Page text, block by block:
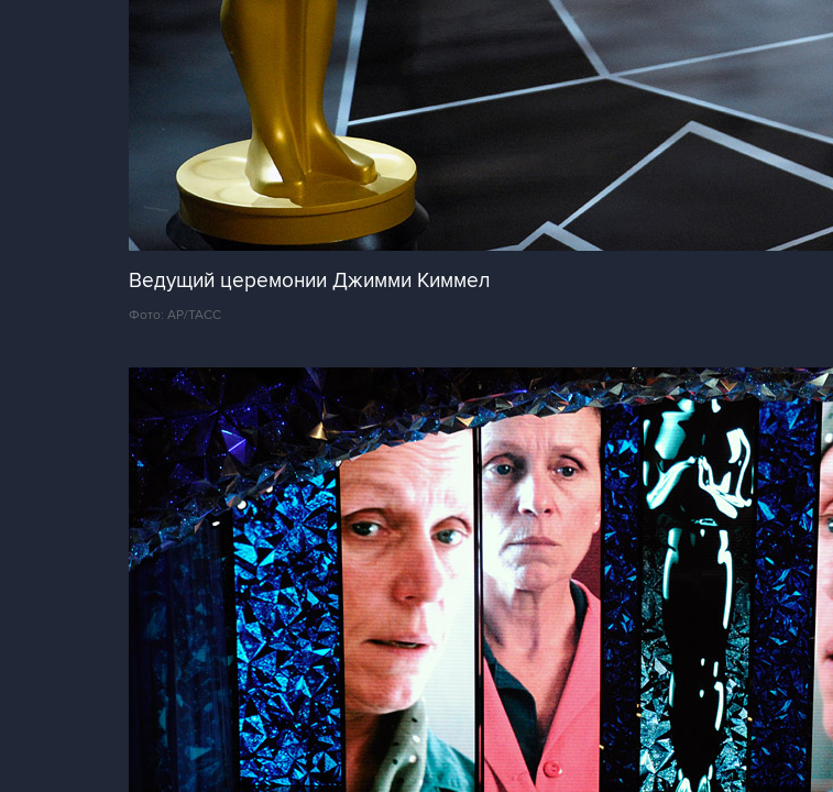
Ведущий церемонии Джимми Киммел
Фото: AP/ТАСС